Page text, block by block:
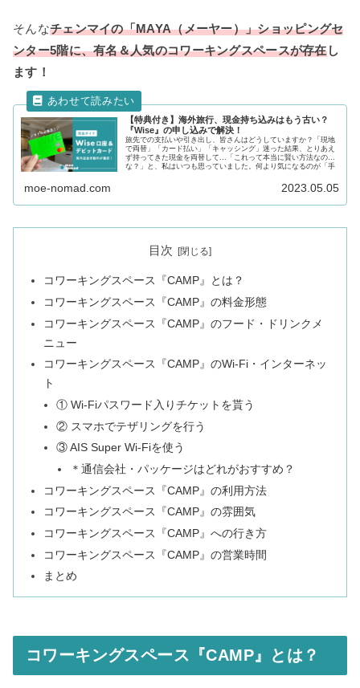
そんなチェンマイの「MAYA（メーヤー）」ショッピングセ
ンター5階に、有名＆人気のコワーキングスペースが存在し
ます！
【特典付き】海外旅行、現金持ち込みはもう古い？
『Wise』の申し込みで解決！
旅先での支払いや引き出し、皆さんはどうしていますか？「現地
で両替」「カード払い」「キャッシング」迷った結果、とりあえ
ず持ってきた現金を両替して...「これって本当に賢い方法なのか
な？」と、私はいつも思っていました。何より気になるのが「手
ら外貨を「業界最安手数料」で引き出せる「Wise」を愛用してい
ます。本記事を読めば、あなたもWiseの口座を開設すべきかどう
moe-nomad.com 2023.05.05
目次
コワーキングスペース『CAMP』とは？
コワーキングスペース『CAMP』の料金形態
コワーキングスペース『CAMP』のフード・ドリンクメ
ニュー
コワーキングスペース『CAMP』のWi-Fi・インターネッ
ト
① Wi-Fiパスワード入りチケットを貰う
② スマホでテザリングを行う
③ AIS Super Wi-Fiを使う
＊通信会社・パッケージはどれがおすすめ？
コワーキングスペース『CAMP』の利用方法
コワーキングスペース『CAMP』の雰囲気
コワーキングスペース『CAMP』への行き方
コワーキングスペース『CAMP』の営業時間
まとめ
コワーキングスペース『CAMP』とは？